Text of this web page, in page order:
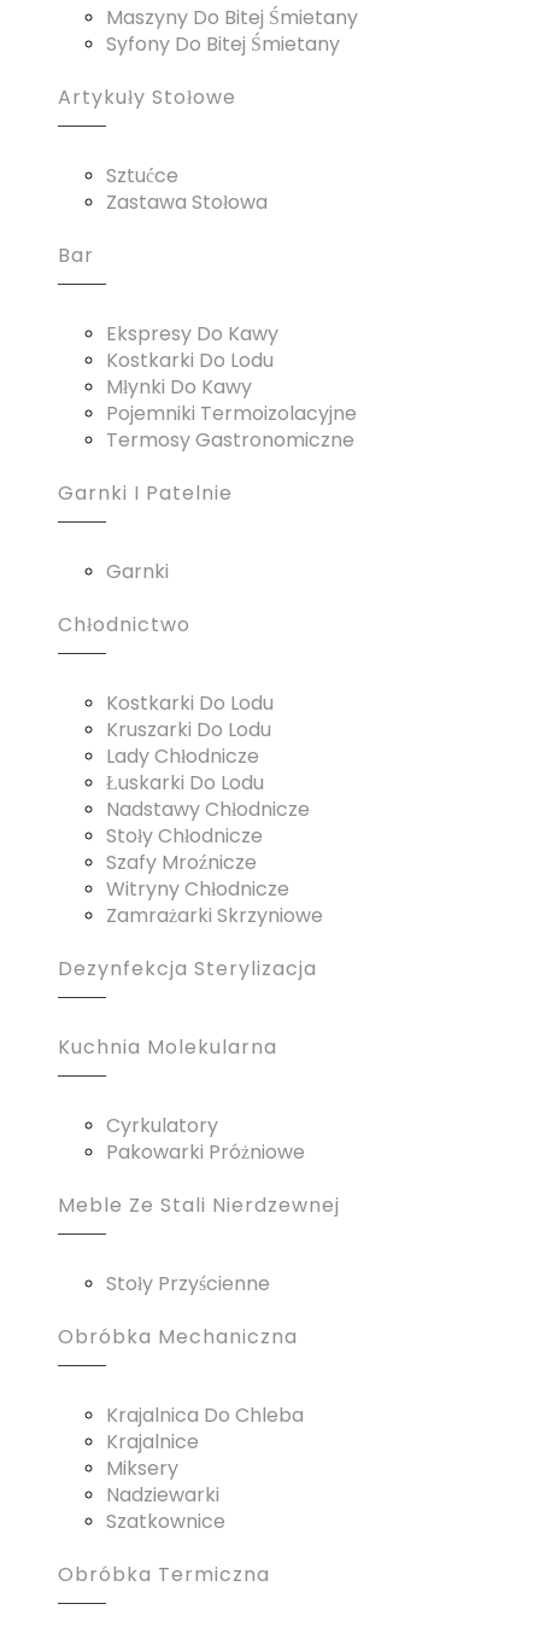
Maszyny Do Bitej Śmietany
Syfony Do Bitej Śmietany
Artykuły Stołowe
Sztućce
Zastawa Stołowa
Bar
Ekspresy Do Kawy
Kostkarki Do Lodu
Młynki Do Kawy
Pojemniki Termoizolacyjne
Termosy Gastronomiczne
Garnki I Patelnie
Garnki
Chłodnictwo
Kostkarki Do Lodu
Kruszarki Do Lodu
Lady Chłodnicze
Łuskarki Do Lodu
Nadstawy Chłodnicze
Stoły Chłodnicze
Szafy Mroźnicze
Witryny Chłodnicze
Zamrażarki Skrzyniowe
Dezynfekcja Sterylizacja
Kuchnia Molekularna
Cyrkulatory
Pakowarki Próżniowe
Meble Ze Stali Nierdzewnej
Stoły Przyścienne
Obróbka Mechaniczna
Krajalnica Do Chleba
Krajalnice
Miksery
Nadziewarki
Szatkownice
Obróbka Termiczna